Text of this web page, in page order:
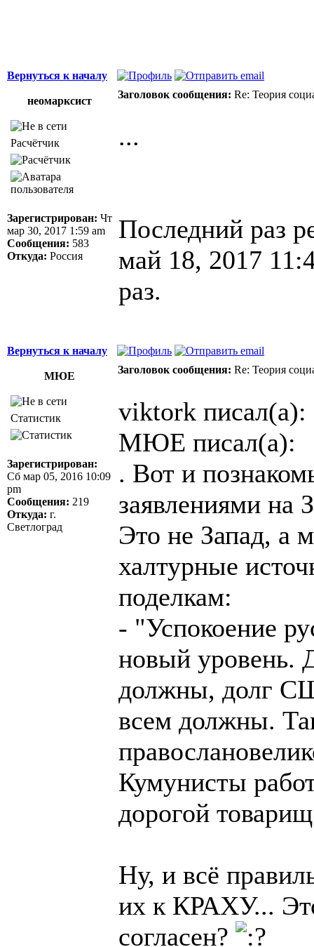
Вернуться к началу
неомарксист
Заголовок сообщения: Re: Теория
Расчётчик
Зарегистрирован: Чт
мар 30, 2017 1:59 am
Сообщения: 583
Откуда: Россия
...
Последний раз
май 18, 2017
раз.
Вернуться к началу
МЮЕ
Заголовок сообщения: Re: Теория
Статистик
Зарегистрирован:
Сб мар 05, 2016 10:09
pm
Сообщения: 219
Откуда: г.
Светлоград
viktork писал(а):
МЮЕ писал(а):
. Вот и
заявлениями на
Это не Запад, а
халтурные
поделкам:
- "Успокоение
новый уровень.
должны, долг
всем должны.
Кумунисты
дорогой
Ну, и всё
их к КРАХУ...
согласен?